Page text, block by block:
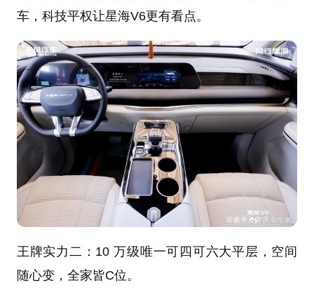
车，科技平权让星海V6更有看点。
王牌实力二：10 万级唯一可四可六大平层，空间
随心变，全家皆C位。